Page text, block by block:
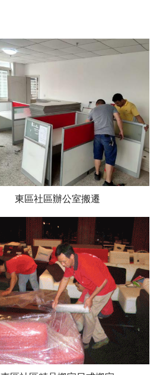
東區社區辦公室搬遷